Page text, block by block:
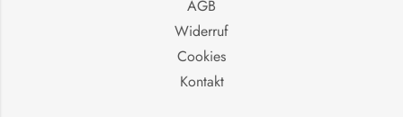
AGB
Widerruf
Cookies
Kontakt